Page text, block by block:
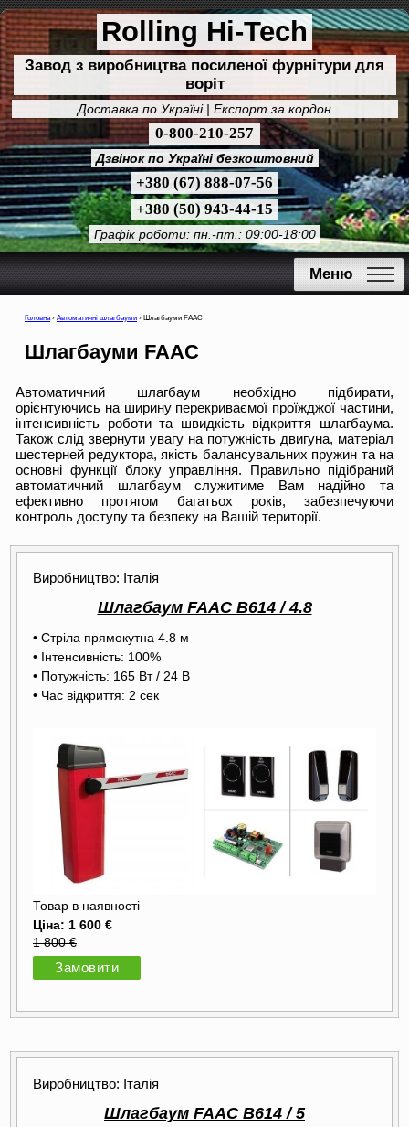
Rolling Hi-Tech
Завод з виробництва посиленої фурнітури для
воріт
Доставка по Україні | Експорт за кордон
0-800-210-257
Дзвінок по Україні безкоштовний
+380 (67) 888-07-56
+380 (50) 943-44-15
Графік роботи: пн.-пт.: 09:00-18:00
Меню
Головна › Автоматичні шлагбауми › Шлагбауми FAAC
Шлагбауми FAAC
Автоматичний шлагбаум необхідно підбирати,
орієнтуючись на ширину перекриваємої проїжджої частини,
інтенсивність роботи та швидкість відкриття шлагбаума.
Також слід звернути увагу на потужність двигуна, матеріал
шестерней редуктора, якість балансувальних пружин та на
основні функції блоку управління. Правильно підібраний
автоматичний шлагбаум служитиме Вам надійно та
ефективно протягом багатьох років, забезпечуючи
контроль доступу та безпеку на Вашій території.
Виробництво: Італія
Шлагбаум FAAC B614 / 4.8
• Стріла прямокутна 4.8 м
• Інтенсивність: 100%
• Потужність: 165 Вт / 24 В
• Час відкриття: 2 сек
Товар в наявності
Ціна: 1 600 €
1 800 €
Замовити
Виробництво: Італія
Шлагбаум FAAC B614 / 5